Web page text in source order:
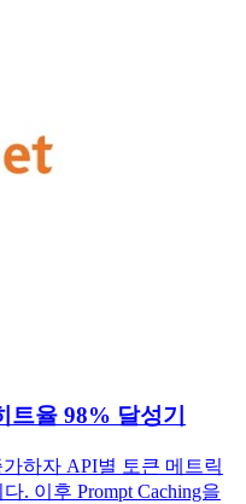
율 98% 달성기
하자 API별 토큰 메트릭
. 이후 Prompt Caching을